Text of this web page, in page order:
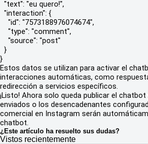
}
Estos datos se utilizan para activar el
interacciones automáticas, como
redirección a servicios específicos.
¡Listo! Ahora solo queda publicar el
enviados o los desencadenantes
comercial en Instagram serán
chatbot.
¿Este artículo ha resuelto sus dudas?
Vistos recientemente